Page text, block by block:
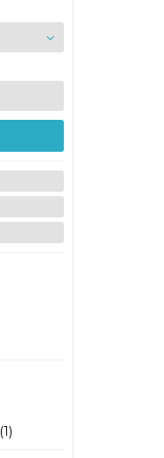
(1)